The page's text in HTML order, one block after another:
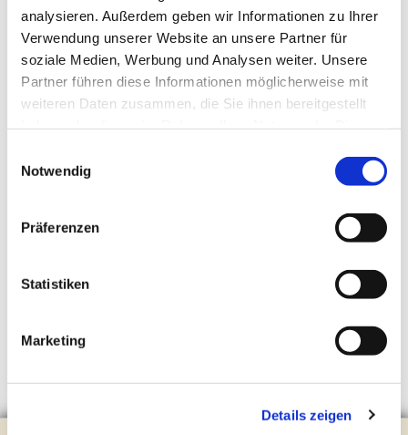
analysieren. Außerdem geben wir Informationen zu Ihrer
Verwendung unserer Website an unsere Partner für
soziale Medien, Werbung und Analysen weiter. Unsere
Partner führen diese Informationen möglicherweise mit
weiteren Daten zusammen, die Sie ihnen bereitgestellt
Notwendig
Präferenzen
Statistiken
Marketing
Details zeigen
Mail:petrick@kirche-steinhagen.de